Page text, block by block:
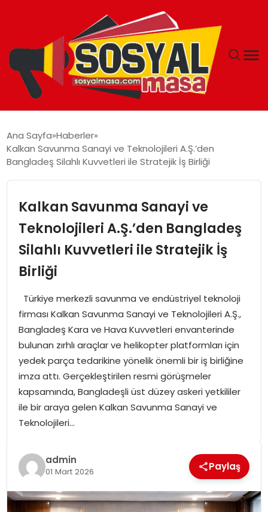
EKONOMI
EĞITIM
GÜNDEM
MAGAZIN
Ana Sayfa Haberler
Kalkan Savunma Sanayi ve Teknolojileri A.Ş.’den
Bangladeş Silahlı Kuvvetleri ile Stratejik İş Birliği
Kalkan Savunma Sanayi ve
Teknolojileri A.Ş.’den Bangladeş
Silahlı Kuvvetleri ile Stratejik İş
Birliği
Türkiye merkezli savunma ve endüstriyel teknoloji
firması Kalkan Savunma Sanayi ve Teknolojileri A.Ş.,
Bangladeş Kara ve Hava Kuvvetleri envanterinde
bulunan zırhlı araçlar ve helikopter platformları için
yedek parça tedarikine yönelik önemli bir iş birliğine
imza attı. Gerçekleştirilen resmi görüşmeler
kapsamında, Bangladeşli üst düzey askeri yetkililer
ile bir araya gelen Kalkan Savunma Sanayi ve
Teknolojileri…
admin
01 Mart 2026 Paylaş